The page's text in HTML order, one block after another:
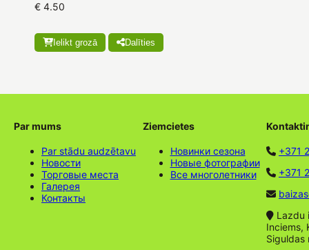
€ 4.50
Ielikt grozā Dalīties
Par mums
Par stādu audzētavu
Новости
Торговые места
Галерея
Контакты
Ziemcietes
Новинки сезона
Новые фотографии
Все многолетники
+371
+371
Lazdu
Inciems,
Siguldas